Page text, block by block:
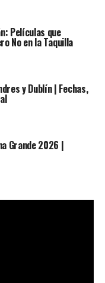
Películas que
No en la Taquilla
y Dublín | Fechas,
Grande 2026 |